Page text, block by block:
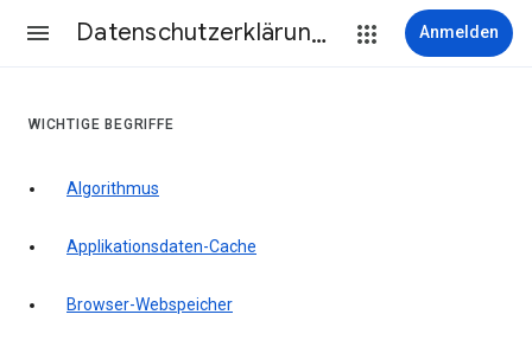
Datenschutzerklärung & Nutzungsbedingungen Anmelden
WICHTIGE BEGRIFFE
Algorithmus
Applikationsdaten-Cache
Browser-Webspeicher